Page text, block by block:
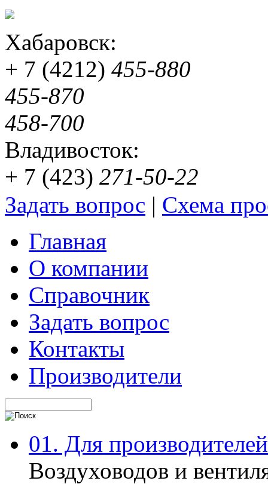
Хабаровск:
+ 7 (4212) 455-880
455-870
458-700
Владивосток:
+ 7 (423) 271-50-22
Задать вопрос | Схема
Главная
О компании
Справочник
Задать вопрос
Контакты
Производители
01. Для производителей
Воздуховодов и